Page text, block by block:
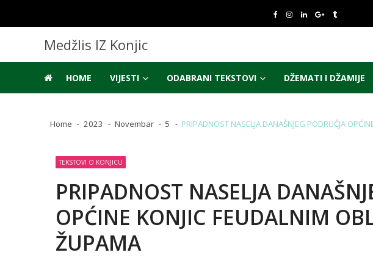
navigation
content
Medžlis IZ Konjic
HOME VIJESTI ODABRANI TEKSTOVI DŽEMATI I DŽAMIJE
Home 2023 Novembar 5 PRIPADNOST NASELJA DANAŠNJEG PODRUČJA
TEKSTOVI O KONJICU
PRIPADNOST NASELJA
OPĆINE KONJIC FEUDALNIM
ŽUPAMA